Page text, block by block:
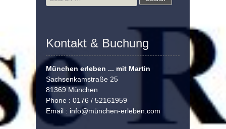
for:
Kontakt & Buchung
München erleben ... mit Martin
Sachsenkamstraße 25
81369 München
Phone : 0176 / 52161959
Email : info@münchen-erleben.com